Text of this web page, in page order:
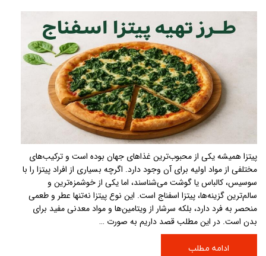
پیتزا همیشه یکی از محبوب‌ترین غذاهای جهان بوده است و ترکیب‌های
مختلفی از مواد اولیه برای آن وجود دارد. اگرچه بسیاری از افراد پیتزا را با
سوسیس، کالباس یا گوشت می‌شناسند، اما یکی از خوشمزه‌ترین و
سالم‌ترین گزینه‌ها، پیتزا اسفناج است. این نوع پیتزا نه‌تنها عطر و طعمی
منحصر به فرد دارد، بلکه سرشار از ویتامین‌ها و مواد معدنی مفید برای
بدن است. در این مطلب قصد داریم به صورت …
ادامه مطلب